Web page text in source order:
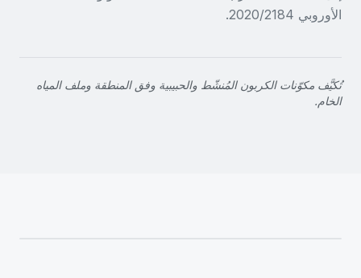
الأوروبي 2020/2184.
تُكيَّف مكوّنات الكربون المُنشّط والحبيبية وفق المنطقة وملف المياه
الخام.